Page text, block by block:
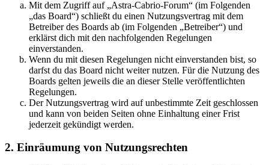
Mit dem Zugriff auf „Astra-Cabrio-Forum“ (im Folgenden
„das Board“) schließt du einen Nutzungsvertrag mit dem
Betreiber des Boards ab (im Folgenden „Betreiber“) und
erklärst dich mit den nachfolgenden Regelungen
einverstanden.
Wenn du mit diesen Regelungen nicht einverstanden bist, so
darfst du das Board nicht weiter nutzen. Für die Nutzung des
Boards gelten jeweils die an dieser Stelle veröffentlichten
Regelungen.
Der Nutzungsvertrag wird auf unbestimmte Zeit geschlossen
und kann von beiden Seiten ohne Einhaltung einer Frist
jederzeit gekündigt werden.
2. Einräumung von Nutzungsrechten